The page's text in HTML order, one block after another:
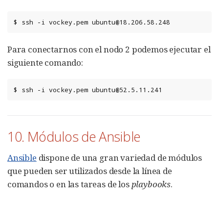
$ ssh -i vockey.pem ubuntu@18.206.58.248
Para conectarnos con el nodo 2 podemos ejecutar el
siguiente comando:
$ ssh -i vockey.pem ubuntu@52.5.11.241
10. Módulos de Ansible
Ansible dispone de una gran variedad de módulos
que pueden ser utilizados desde la línea de
comandos o en las tareas de losplaybooks.